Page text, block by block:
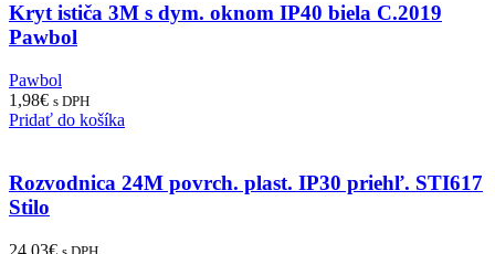
Kryt ističa 3M s dym. oknom IP40 biela C.2019
Pawbol
Pawbol
1,98€ s DPH
Pridať do košíka
Rozvodnica 24M povrch. plast. IP30 priehľ. STI617
Stilo
24,03€ s DPH